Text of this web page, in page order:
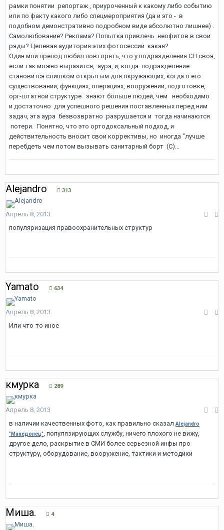
рамки понятии репортаж , приуроченный к какому либо событию
или по факту какого либо спецмероприятия (да и это - в
подобном демонстративно подробном виде абсолютно лишнее) .
Самолюбование? Реклама? Попытка привлечь неофитов в свои
ряды? Целевая аудитория этих фотосессий какая?
Один мой препод любил повторять, что у подразделения СН своя,
если так можно выразится, аура, и, когда подразделение
становится слишком открытым для окружающих, когда о его
существовании, функциях, операциях, вооружении, подготовке,
орг-штатной структуре знают больше людей, чем необходимо
и достаточно для успешного решения поставленных перед ним
задач, эта аура безвозвратно разрушается и тогда начинаются
потери. Понятно, что это ортодоксальный подход, и
действительность вносит свои коррективы, но иногда "лучше
перебдеть чем потом вызывать санитарный борт (С)...
Alejandro 313
Апрель 8, 2013
популяризация правоохранительных структур
Yamato 634
Апрель 8, 2013
Или что-то иное
кмурка 289
Апрель 8, 2013
в наличии качественных фото, как правильно сказал Alejandro
"Македонец", популязирующих службу, ничего плохого не вижу,
другое дело, раскрытие в СМИ более серьезной инфы про
структуру, оборудование, вооружение, тактики и методики
Миша. 4